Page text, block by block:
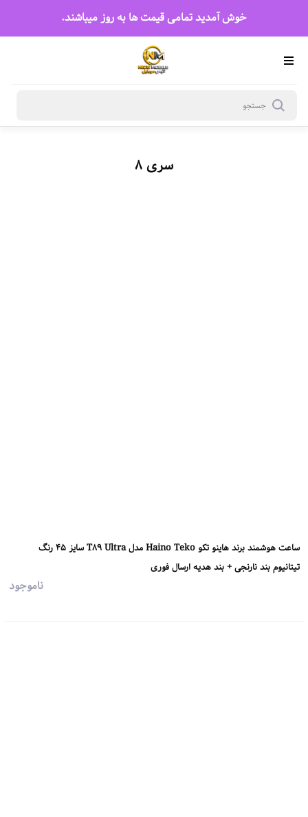
خوش آمدید تمامی قیمت ها به روز میباشند.
سری 8
ساعت هوشمند برند هاینو تکو Haino Teko مدل T89 Ultra سایز 45 رنگ
تیتانیوم بند نارنجی + بند هدیه ارسال فوری
ناموجود